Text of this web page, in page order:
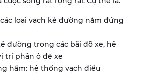
loại vạch kẻ đường nằm đứng
đường trong các bãi đỗ xe, hệ
trí phân ô để xe
hầm: hệ thống vạch điều